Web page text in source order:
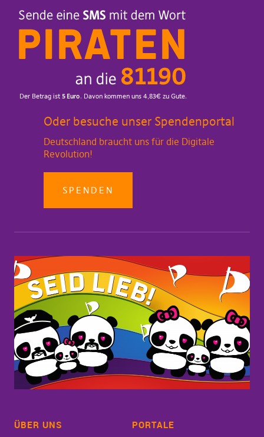
Oder besuche unser Spendenportal
Deutschland braucht uns für die Digitale
Revolution!
SPENDEN
ÜBER UNS PORTALE